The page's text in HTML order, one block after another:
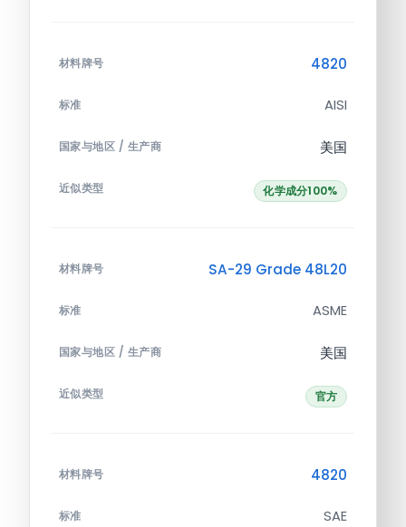
材料牌号 4820
标准 AISI
国家与地区 / 生产商 美国
近似类型 化学成分100%
材料牌号 SA-29 Grade 48L20
标准 ASME
国家与地区 / 生产商 美国
近似类型 官方
材料牌号 4820
标准 SAE